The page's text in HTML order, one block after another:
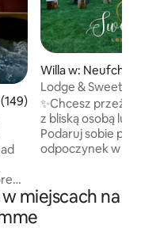
ocena: 4,97 na 5, liczba
Willa w:
Lodge & Sweety
✨Chcesz
z bliską osobą lub
Podaruj sobie
odpoczynek w
prawdziwe
tropiki🌴 💦 Odpręż się w wyjątkowej
miejscach na